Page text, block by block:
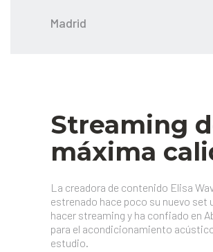
Madrid
Streaming
máxima
La creadora de contenido Elisa
estrenado hace poco su nuevo set
hacer streaming y ha confiado en
para el acondicionamiento
estudio.